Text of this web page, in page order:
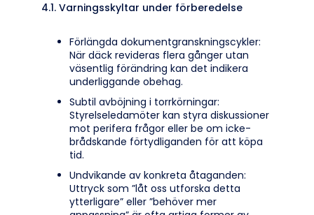
4.1. Varningsskyltar under förberedelse
Förlängda dokumentgranskningscykler:
När däck revideras flera gånger utan
väsentlig förändring kan det indikera
underliggande obehag.
Subtil avböjning i torrkörningar:
Styrelseledamöter kan styra diskussioner
mot perifera frågor eller be om icke-
brådskande förtydliganden för att köpa
tid.
Undvikande av konkreta åtaganden:
Uttryck som ”låt oss utforska detta
ytterligare” eller ”behöver mer